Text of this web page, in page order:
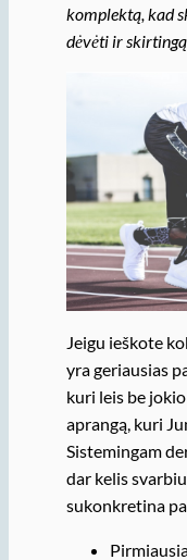
komplektą, kad
dėvėti ir
Jeigu ieškote
yra geriausias
kuri leis be
aprangą, kuri
Sistemingam
dar kelis
sukonkretina